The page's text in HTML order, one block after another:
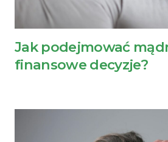
Jak podejmować
finansowe decyzje?